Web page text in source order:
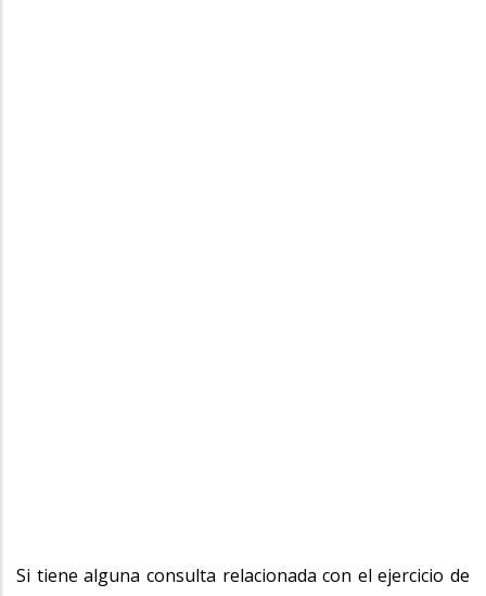
Si tiene alguna consulta relacionada con el ejercicio de